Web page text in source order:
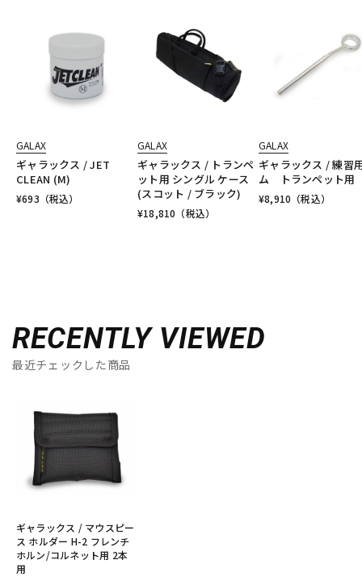
GALAX
ギャラックス / JET
CLEAN (M)
¥693 （税込）
GALAX
ギャラックス / トランペ
ット用 シングル ケース
(スコット / ブラック)
¥18,810 （税込）
GALAX
ギャラックス / 練習
ム トランペット用
¥8,910 （税込）
RECENTLY VIEWED
最近チェックした商品
ギャラックス / マウスピー
ス ホルダー H-2 フレンチ
ホルン/コルネット用 2本
用